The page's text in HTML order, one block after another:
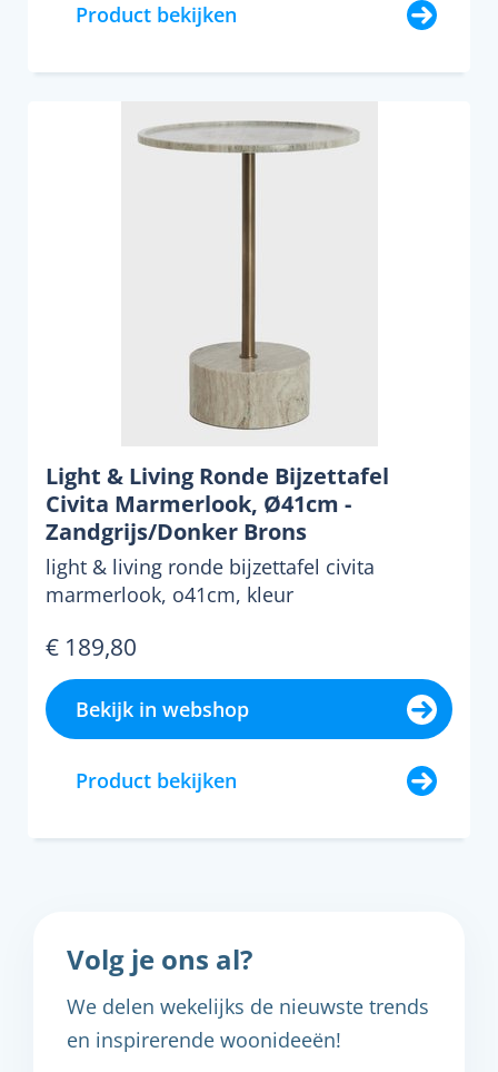
Product bekijken
Light & Living Ronde Bijzettafel
Civita Marmerlook, Ø41cm -
Zandgrijs/Donker Brons
light & living ronde bijzettafel civita
marmerlook, o41cm, kleur
€ 189,80
Bekijk in webshop
Product bekijken
Volg je ons al?
We delen wekelijks de nieuwste trends
en inspirerende woonideeën!